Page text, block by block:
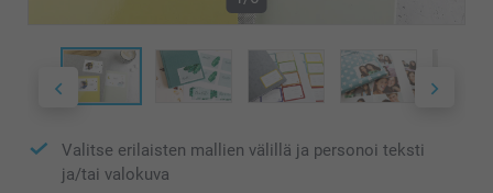
Valitse erilaisten mallien välillä ja personoi teksti
ja/tai valokuva